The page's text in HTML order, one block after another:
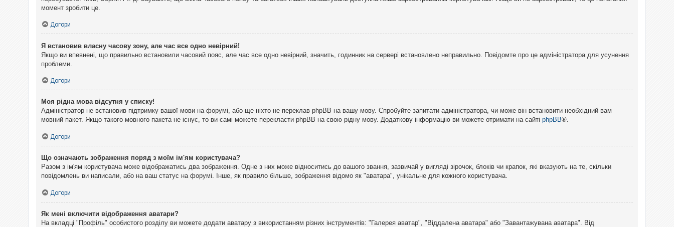
момент зробити це.
Догори
Я встановив власну часову зону, але час все одно невірний!
Якщо ви впевнені, що правильно встановили часовий пояс, але час все одно невірний, значить, годинник на сервері встановлено неправильно. Повідомте про це адміністратора для усунення
проблеми.
Догори
Моя рідна мова відсутня у списку!
Адміністратор не встановив підтримку вашої мови на форумі, або ще ніхто не переклав phpBB на вашу мову. Спробуйте запитати адміністратора, чи може він встановити необхідний вам
мовний пакет. Якщо такого мовного пакета не існує, то ви самі можете перекласти phpBB на свою рідну мову. Додаткову інформацію ви можете отримати на сайті phpBB®.
Догори
Що означають зображення поряд з моїм ім'ям користувача?
Разом з ім'ям користувача може відображатись два зображення. Одне з них може відноситись до вашого звання, зазвичай у вигляді зірочок, блоків чи крапок, які вказують на те, скільки
повідомлень ви написали, або на ваш статус на форумі. Інше, як правило більше, зображення відомо як "аватара", унікальне для кожного користувача.
Догори
Як мені включити відображення аватари?
На вкладці "Профіль" особистого розділу ви можете додати аватару з використанням різних інструментів: "Галерея аватар", "Віддалена аватара" або "Завантажувана аватара". Від